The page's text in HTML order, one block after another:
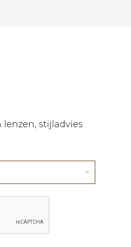
stijladvies